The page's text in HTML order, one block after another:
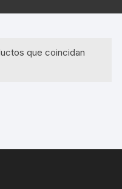
que coincidan